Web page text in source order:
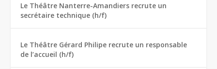
Le Théâtre Nanterre-Amandiers recrute un
secrétaire technique (h/f)
Le Théâtre Gérard Philipe recrute un responsable
de l’accueil (h/f)